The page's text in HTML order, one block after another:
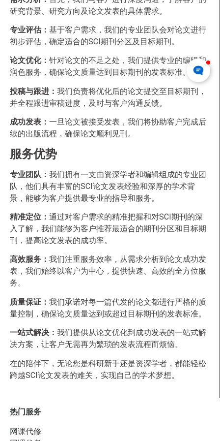
研究背景、研究方向及论文发表的具体需求。
专业评估： 基于客户需求，我们的专业团队会对论文进行
初步评估，确定适合的SCI期刊分区及目标期刊。
论文优化： 针对论文的不足之处，我们提供专业的编辑和
润色服务，确保论文质量达到目标期刊的发表标准。
投稿与跟进： 我们负责将优化后的论文提交至目标期刊，
并全程跟进审稿进度，及时与客户沟通反馈。
成功发表： 一旦论文被接受发表，我们将协助客户完成后
续的出版流程，确保论文顺利见刊。
服务优势
专业团队： 我们拥有一支由资深学者和编辑组成的专业团
队，他们具有丰富的SCI论文发表经验和深厚的学术背
景，能够为客户提供最专业的指导和服务。
精准定位： 通过对客户需求的精准把握和对SCI期刊的深
入了解，我们能够为客户推荐最适合的期刊分区和目标期
刊，提高论文发表的成功率。
高效服务： 我们注重服务效率，从需求分析到论文成功发
表，我们始终以客户为中心，提供快速、高效的全方位服
务。
质量保证： 我们承诺对每一篇代发的论文都进行严格的质
量控制，确保论文质量达到或超过目标期刊的发表标准。
一站式解决： 我们提供从论文优化到成功发表的一站式解
决方案，让客户无需再为繁琐的发表流程而烦恼。
在的陪伴下，无论您是科研新手还是资深学者，都能轻松
跨越SCI论文发表的难关，实现自己的学术梦想。
热门服务
网课代修